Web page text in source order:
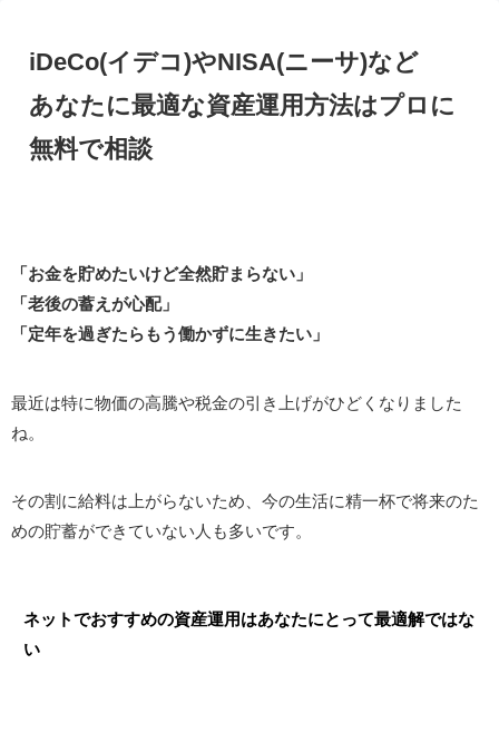
iDeCo(イデコ)やNISA(ニーサ)など
あなたに最適な資産運用方法はプロに
無料で相談
「お金を貯めたいけど全然貯まらない」
「老後の蓄えが心配」
「定年を過ぎたらもう働かずに生きたい」
最近は特に物価の高騰や税金の引き上げがひどくなりました
ね。
その割に給料は上がらないため、今の生活に精一杯で将来のた
めの貯蓄ができていない人も多いです。
ネットでおすすめの資産運用はあなたにとって最適解ではな
い